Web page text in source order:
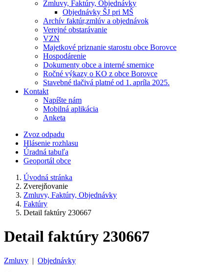
Zmluvy, Faktúry, Objednávky
Objednávky ŠJ pri MŠ
Archív faktúr,zmlúv a objednávok
Verejné obstarávanie
VZN
Majetkové priznanie starostu obce Borovce
Hospodárenie
Dokumenty obce a interné smernice
Ročné výkazy o KO z obce Borovce
Stavebné tlačivá platné od 1. apríla 2025.
Kontakt
Napíšte nám
Mobilná aplikácia
Anketa
Zvoz odpadu
Hlásenie rozhlasu
Úradná tabuľa
Geoportál obce
Úvodná stránka
Zverejňovanie
Zmluvy, Faktúry, Objednávky
Faktúry
Detail faktúry 230667
Detail faktúry 230667
Zmluvy | Objednávky